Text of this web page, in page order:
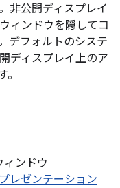
非公開ディスプレイ
ィンドウを隠してコ
デフォルトのシステ
ディスプレイ上のア
ィンドウ
プレゼンテーション